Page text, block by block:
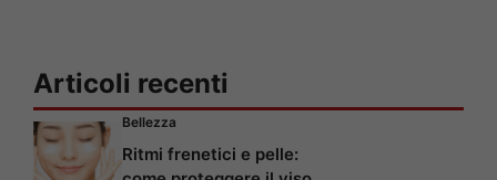
Articoli recenti
Bellezza
Ritmi frenetici e pelle:
come proteggere il viso